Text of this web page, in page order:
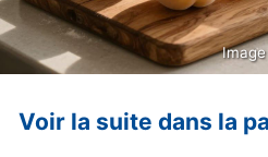
Voir la suite dans la